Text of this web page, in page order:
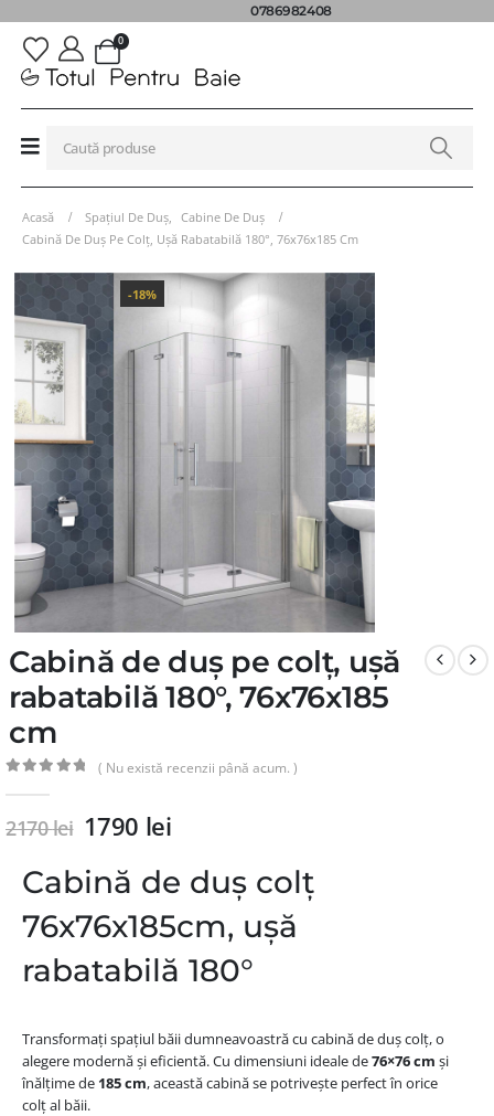
0786982408
0
Acasă Spațiul De Duș
Cabine De Duș
Cabină De Duș Pe Colț, Ușă Rabatabilă 180°, 76x76x185 Cm
-18%
Cabină de duș pe colț, ușă
rabatabilă 180°, 76x76x185
cm
( Nu există recenzii până acum. )
2170lei 1790 lei
Cabină de duș colț
76x76x185cm, ușă
rabatabilă 180°
Transformați spațiul băii dumneavoastră cu cabină de duș colț, o
alegere modernă și eficientă. Cu dimensiuni ideale de76×76 cm și
înălțime de 185 cm, această cabină se potrivește perfect în orice
colț al băii.